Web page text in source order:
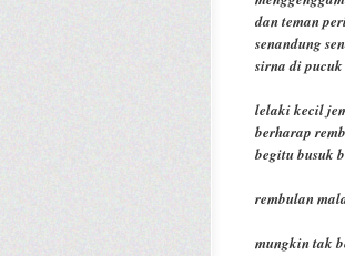
dan teman
senandung
sirna di
lelaki kecil
berharap
begitu busuk
rembulan
mungkin tak